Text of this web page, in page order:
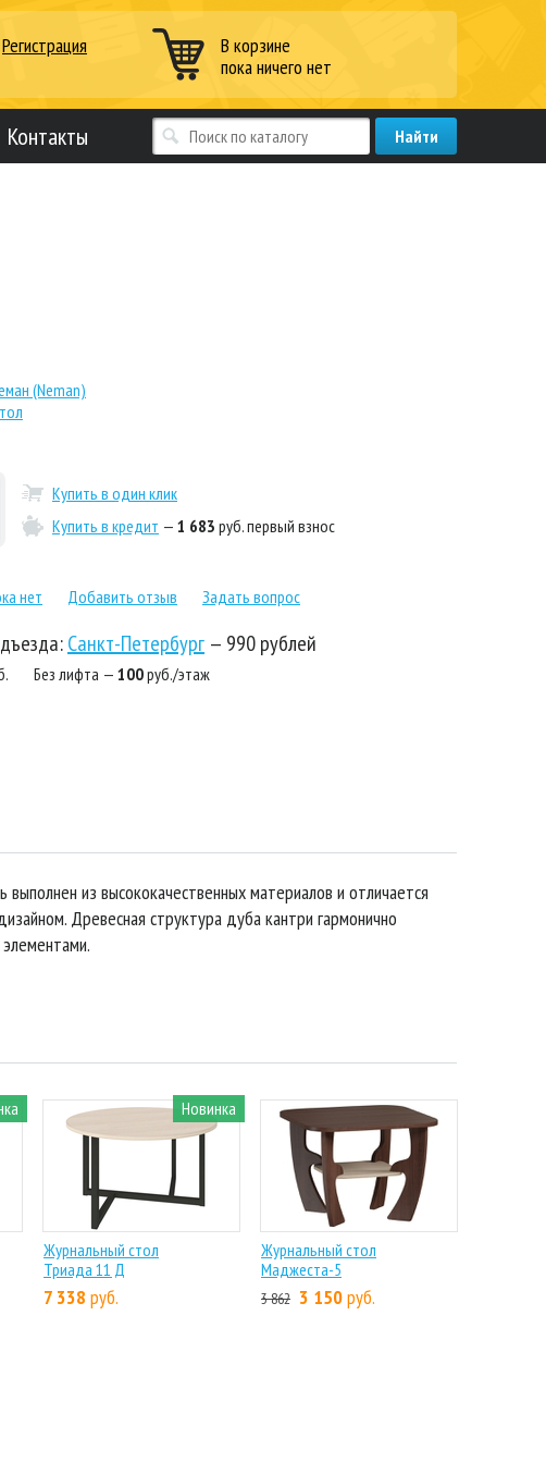
Регистрация
В корзине
пока ничего нет
Контакты
(Neman)
Купить в один клик
Купить в кредит — 1 683 руб. первый взнос
нет Добавить отзыв Задать вопрос
Санкт-Петербург — 990 рублей
Без лифта — 100руб./этаж
выполнен из высококачественных материалов и отличается
Древесная структура дуба кантри гармонично
Новинка
Журнальный стол
Триада 11 Д
7 338 руб.
Журнальный стол
Маджеста-5
3 862 3 150руб.